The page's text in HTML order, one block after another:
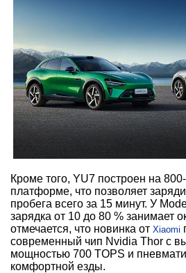
Кроме того, YU7 построен на
платформе, что позволяет
пробега всего за 15 минут. У
зарядка от 10 до 80 % занимает
отмечается, что новинка от Xiaomi
современный чип Nvidia Thor с
мощностью 700 TOPS и
комфортной езды.